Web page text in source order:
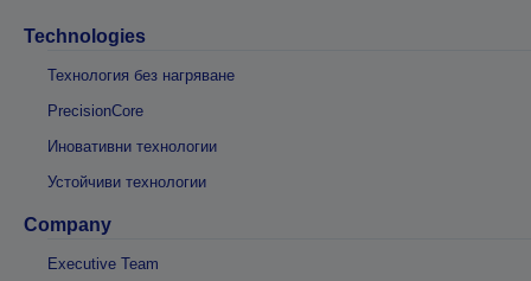
Technologies
Технология без нагряване
PrecisionCore
Иновативни технологии
Устойчиви технологии
Company
Executive Team